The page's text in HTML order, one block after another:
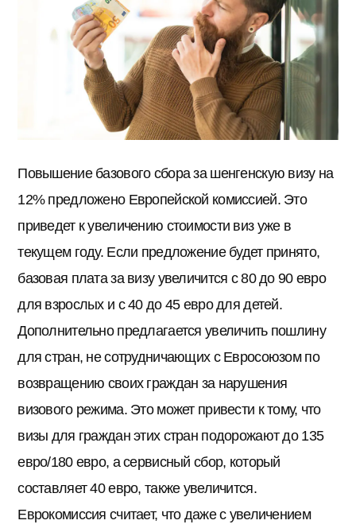
Повышение базового сбора за шенгенскую визу на
12% предложено Европейской комиссией. Это
приведет к увеличению стоимости виз уже в
текущем году. Если предложение будет принято,
базовая плата за визу увеличится с 80 до 90 евро
для взрослых и с 40 до 45 евро для детей.
Дополнительно предлагается увеличить пошлину
для стран, не сотрудничающих с Евросоюзом по
возвращению своих граждан за нарушения
визового режима. Это может привести к тому, что
визы для граждан этих стран подорожают до 135
евро/180 евро, а сервисный сбор, который
составляет 40 евро, также увеличится.
Еврокомиссия считает, что даже с увеличением